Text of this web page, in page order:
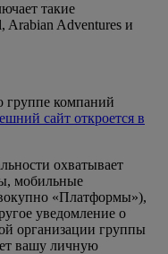
такие
Arabian Adventures и
компаний
сайт откроется в
охватывает
мобильные
«Платформы»),
уведомление о
организации группы
вашу личную